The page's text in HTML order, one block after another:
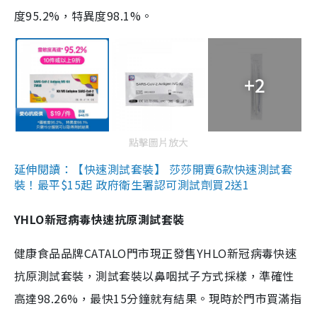
度95.2%，特異度98.1%。
+2
點擊圖片放大
延伸閱讀：【快速測試套裝】 莎莎開賣6款快速測試套
裝！最平$15起 政府衛生署認可測試劑買2送1
YHLO新冠病毒快速抗原測試套裝
健康食品品牌CATALO門市現正發售YHLO新冠病毒快速
抗原測試套裝，測試套裝以鼻咽拭子方式採樣，準確性
高達98.26%，最快15分鐘就有結果。現時於門市買滿指